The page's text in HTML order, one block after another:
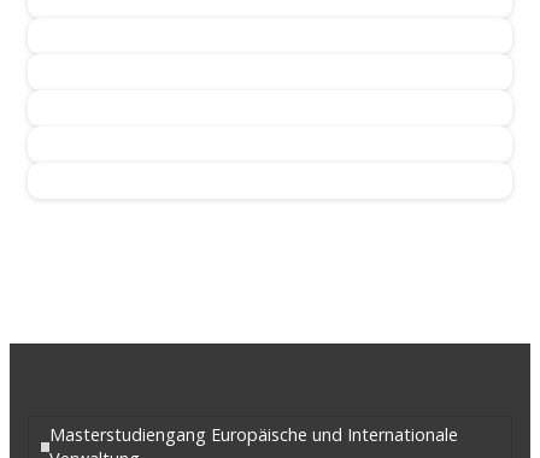
Masterstudiengang Europäische und Internationale